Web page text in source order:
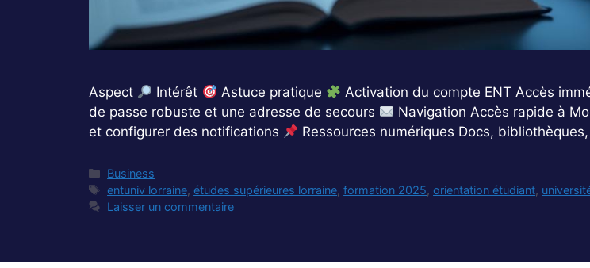
Aspect Intérêt Astuce pratique
Activation du compte ENT Accès
de passe robuste et une adresse de secours
Navigation Accès rapide à
et configurer des notifications
Ressources numériques Docs,
Catégories
Business
Étiquettes
entuniv lorraine,études supérieures lorraine,formation 2025,orientation étudiant,
Laisser un commentaire